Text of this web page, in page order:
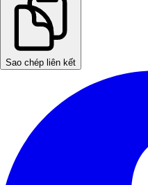
Sao chép liên kết